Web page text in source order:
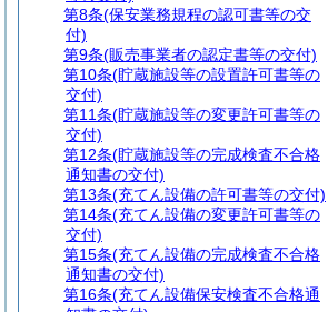
第8条(保安業務規程の認可書等の交
付)
第9条(販売事業者の認定書等の交付)
第10条(貯蔵施設等の設置許可書等の
交付)
第11条(貯蔵施設等の変更許可書等の
交付)
第12条(貯蔵施設等の完成検査不合格
通知書の交付)
第13条(充てん設備の許可書等の交付)
第14条(充てん設備の変更許可書等の
交付)
第15条(充てん設備の完成検査不合格
通知書の交付)
第16条(充てん設備保安検査不合格通